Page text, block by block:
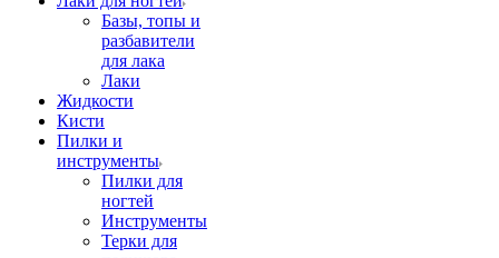
Базы, топы и
разбавители
для лака
Лаки
Жидкости
Кисти
Пилки и
инструменты
Пилки для
ногтей
Инструменты
Терки для